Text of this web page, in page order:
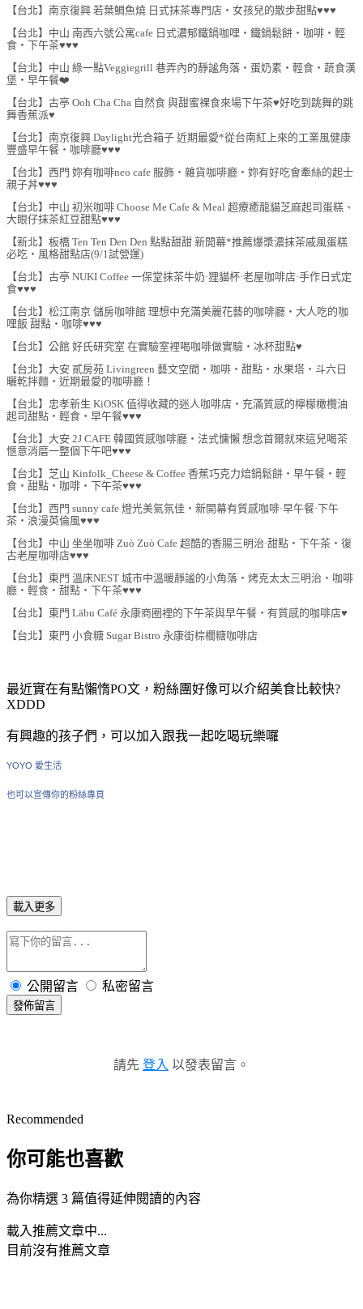
【台北】南京復興 若葉鯛魚燒 日式抹茶專門店‧女孩兒的散步甜點♥♥♥
【台北】中山 南西六號公寓cafe 日式濃郁鐵鍋咖哩‧鐵鍋鬆餅‧咖啡‧輕
食‧下午茶♥♥♥
【台北】中山 綠一點Veggiegrill 巷弄內的靜謐角落‧蛋奶素‧輕食‧蔬食漢
堡‧早午餐❤️
【台北】古亭 Ooh Cha Cha 自然食 與甜蜜裸食來場下午茶♥好吃到跳舞的跳
舞香蕉派♥
【台北】南京復興 Daylight光合箱子 近期最愛*從台南紅上來的工業風健康
豐盛早午餐‧咖啡廳♥♥♥
【台北】西門 妳有咖啡neo cafe 服飾‧雜貨咖啡廳‧妳有好吃會牽絲的起士
親子丼♥♥♥
【台北】中山 初米咖啡 Choose Me Cafe & Meal 超療癒龍貓芝麻起司蛋糕、
大眼仔抹茶紅豆甜點♥♥♥
【新北】板橋 Ten Ten Den Den 點點甜甜 新開幕*推薦爆漿濃抹茶戚風蛋糕
必吃‧風格甜點店(9/1試營運)
【台北】古亭 NUKI Coffee 一保堂抹茶牛奶·狸貓杯·老屋咖啡店·手作日式定
食♥♥♥
【台北】松江南京 儲房咖啡館 理想中充滿美麗花藝的咖啡廳‧大人吃的咖
哩飯 甜點‧咖啡♥♥♥
【台北】公館 好氏研究室 在實驗室裡喝咖啡做實驗‧冰杯甜點♥
【台北】大安 貳房苑 Livingreen 藝文空間‧咖啡‧甜點‧水果塔‧斗六日
曬乾拌麵‧近期最愛的咖啡廳！
【台北】忠孝新生 KiOSK 值得收藏的迷人咖啡店‧充滿質感的檸檬橄欖油
起司甜點‧輕食‧早午餐♥♥♥
【台北】大安 2J CAFE 韓國質感咖啡廳‧法式慵懶 想念首爾就來這兒喝茶
愜意消磨一整個下午吧♥♥♥
【台北】芝山 Kinfolk_Cheese & Coffee 香蕉巧克力焙鍋鬆餅‧早午餐‧輕
食‧甜點‧咖啡‧下午茶♥♥♥
【台北】西門 sunny cafe 燈光美氣氛佳‧新開幕有質感咖啡·早午餐·下午
茶‧浪漫英倫風♥♥♥
【台北】中山 坐坐咖啡 Zuò Zuò Cafe 超酷的香腸三明治·甜點‧下午茶‧復
古老屋咖啡店♥♥♥
【台北】東門 溫床NEST 城市中溫暖靜謐的小角落‧烤克太太三明治‧咖啡
廳‧輕食‧甜點‧下午茶♥♥♥
【台北】東門 Läbu Café 永康商圈裡的下午茶與早午餐‧有質感的咖啡店♥
【台北】東門 小食糖 Sugar Bistro 永康街棕櫚糖咖啡店
最近實在有點懶惰PO文，粉絲團好像可以介紹美食比較快?
XDDD
有興趣的孩子們，可以加入跟我一起吃喝玩樂囉
YOYO 愛生活
也可以宣傳你的粉絲專頁
載入更多
公開留言 私密留言
發佈留言
請先 登入 以發表留言。
Recommended
你可能也喜歡
為你精選 3 篇值得延伸閱讀的內容
載入推薦文章中...
目前沒有推薦文章